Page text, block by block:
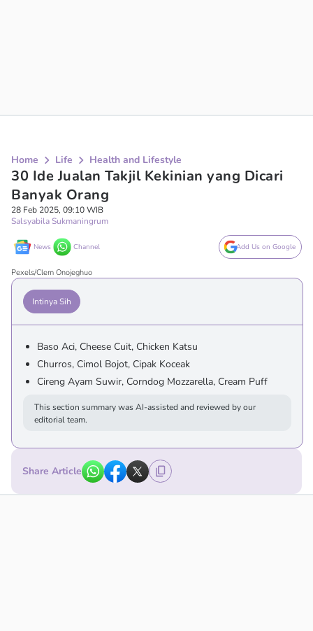
Home Life Health and Lifestyle
30 Ide Jualan Takjil Kekinian yang Dicari
Banyak Orang
28 Feb 2025, 09:10 WIB
Salsyabila Sukmaningrum
News Channel Add Us on Google
Pexels/Clem Onojeghuo
Intinya Sih
Baso Aci, Cheese Cuit, Chicken Katsu
Churros, Cimol Bojot, Cipak Koceak
Cireng Ayam Suwir, Corndog Mozzarella, Cream Puff
This section summary was AI-assisted and reviewed by our
editorial team.
Share Article